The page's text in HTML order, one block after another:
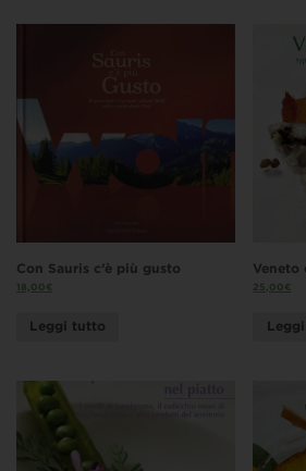
Con Sauris c’è più gusto
18,00€
Leggi tutto
Veneto
25,00€